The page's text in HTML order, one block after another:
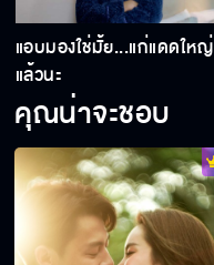
แอบมองใช่มั้ย...แก่แดดใหญ่
แล้วนะ
คุณน่าจะชอบ